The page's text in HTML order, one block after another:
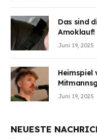
Das sind
Amoklauf!
Juni 19, 2025
Heimspiel
Juni 19, 2025
NEUESTE